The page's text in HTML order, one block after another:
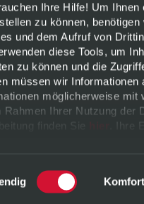
Ihre Hilfe! Um
zu können,
und dem Aufruf von
diese Tools, um
zu können und die
müssen wir
möglicherweise mit
Rahmen Ihrer Nutzung der
. Ihre
Komfort